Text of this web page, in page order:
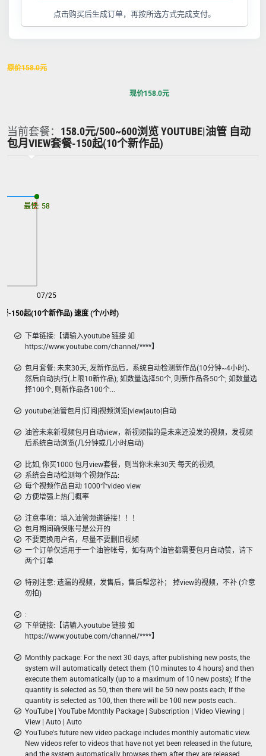
点击购买后生成订单，再按所选方式完成支付。
原价158.0元
现价158.0元
当前套餐： 158.0元/500~600浏览 YOUTUBE|油管 自动
包月VIEW套餐-150起(10个新作品)
-150起(10个新作品) 速度 (个/小时)
07/25
最慢: 58
最快: 58
下单链接:【请输入youtube 链接 如
https://www.youtube.com/channel/****】
包月套餐: 未来30天, 发新作品后，系统自动检测新作品(10分钟~4小时)、
然后自动执行(上限10新作品); 如数量选择50个, 则新作品各50个; 如数量选
择100个, 则新作品各100个...
youtube|油管包月|订阅|视频浏览|view|auto|自动
油管未来新视频包月自动view，新视频指的是未来还没发的视频，发视频
后系统自动浏览(几分钟或几小时启动)
比如, 你买1000 包月view套餐，则当你未来30天 每天的视频,
系统会自动检测每个视频作品:
每个视频作品自动 1000个video view
方便增强上热门概率
注意事项：填入油管频道链接！！！
包月期间确保账号是公开的
不要更换用户名，尽量不要删旧视频
一个订单仅适用于一个油管帐号，如有两个油管都需要包月自动赞，请下
两个订单
特别注意: 遗漏的视频，发售后，售后帮您补； 掉view的视频，不补 (介意
勿拍)
:
下单链接:【请输入youtube 链接 如
https://www.youtube.com/channel/****】
Monthly package: For the next 30 days, after publishing new posts, the
system will automatically detect them (10 minutes to 4 hours) and then
execute them automatically (up to a maximum of 10 new posts); If the
quantity is selected as 50, then there will be 50 new posts each; If the
quantity is selected as 100, then there will be 100 new posts each..
YouTube | YouTube Monthly Package | Subscription | Video Viewing |
View | Auto | Auto
YouTube's future new video package includes monthly automatic view.
New videos refer to videos that have not yet been released in the future,
and the system automatically browses them after they are released